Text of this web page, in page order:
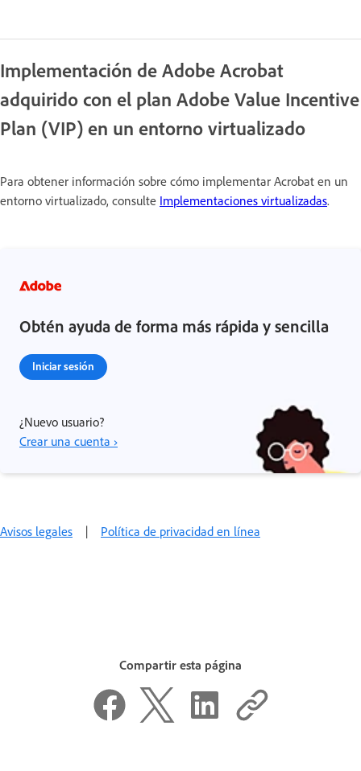
Implementación de Adobe Acrobat
adquirido con el plan Adobe Value Incentive
Plan (VIP) en un entorno virtualizado
Para obtener información sobre cómo implementar Acrobat en un
entorno virtualizado, consulte Implementaciones virtualizadas.
Obtén ayuda de forma más rápida y sencilla
Iniciar sesión
¿Nuevo usuario?
Crear una cuenta ›
Avisos legales | Política de privacidad en línea
Compartir esta página